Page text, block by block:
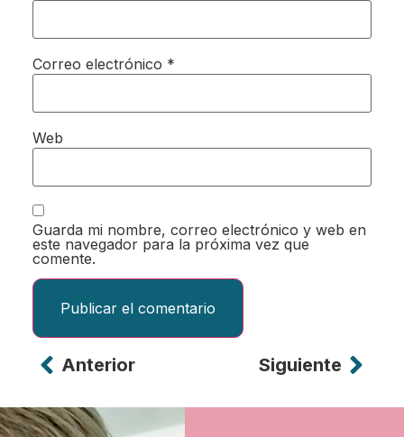
Correo electrónico *
Web
Guarda mi nombre, correo electrónico y web en
este navegador para la próxima vez que
comente.
Alternative:
Anterior Siguiente